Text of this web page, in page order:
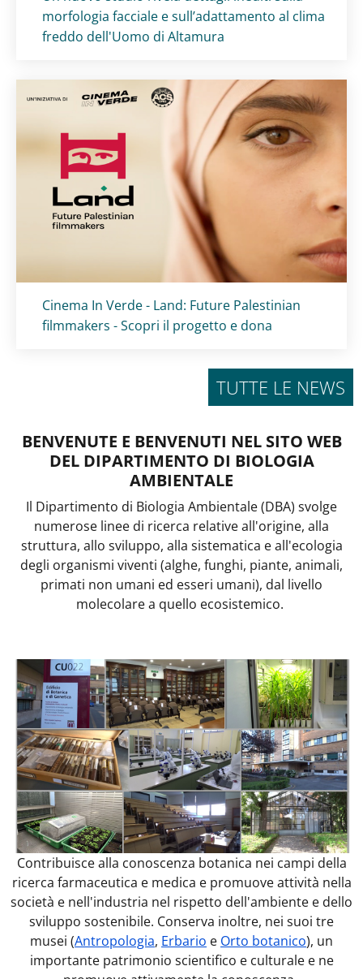
morfologia facciale e sull’adattamento al clima
freddo dell'Uomo di Altamura
Titolo card:
Cinema In Verde - Land: Future Palestinian
filmmakers - Scopri il progetto e dona
TUTTE LE NEWS
BENVENUTE E BENVENUTI NEL SITO WEB
DEL DIPARTIMENTO DI BIOLOGIA
AMBIENTALE
Il Dipartimento di Biologia Ambientale (DBA) svolge
numerose linee di ricerca relative all'origine, alla
struttura, allo sviluppo, alla sistematica e all'ecologia
degli organismi viventi (alghe, funghi, piante, animali,
primati non umani ed esseri umani), dal livello
molecolare a quello ecosistemico.
Contribuisce alla conoscenza botanica nei campi della
ricerca farmaceutica e medica e promuove attività nella
società e nell'industria nel rispetto dell'ambiente e dello
sviluppo sostenibile. Conserva inoltre, nei suoi tre
musei (Antropologia, Erbario e Orto botanico), un
importante patrimonio scientifico e culturale e ne